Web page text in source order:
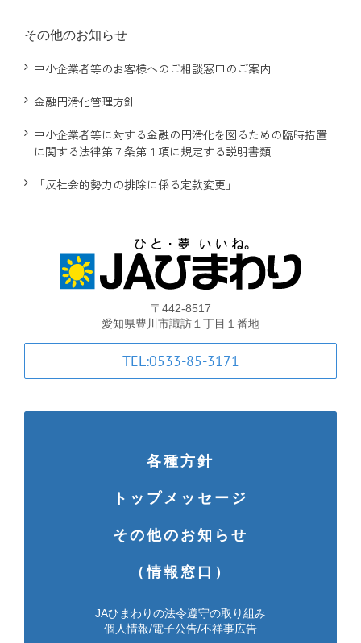
JAひまわり無料職業紹介事業
その他のお知らせ
中小企業者等のお客様へのご相談窓口のご案内
金融円滑化管理方針
中小企業者等に対する金融の円滑化を図るための臨時措置
に関する法律第７条第１項に規定する説明書類
「反社会的勢力の排除に係る定款変更」
〒442-8517
愛知県豊川市諏訪１丁目１番地
TEL:0533-85-3171
各種方針
トップメッセージ
その他のお知らせ
（情報窓口）
JAひまわりの法令遵守の取り組み
個人情報/電子公告/不祥事広告